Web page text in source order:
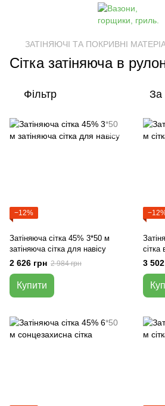
ЗАТІНЯЮЧІ ТА ПОКРИВНІ
Сітка затіняюча в
Фільтр За
−12%
Затіняюча сітка 45% 3*50 м
затіняюча сітка для навісу
2 626 грн 2 984 грн
Купити
сітка
3